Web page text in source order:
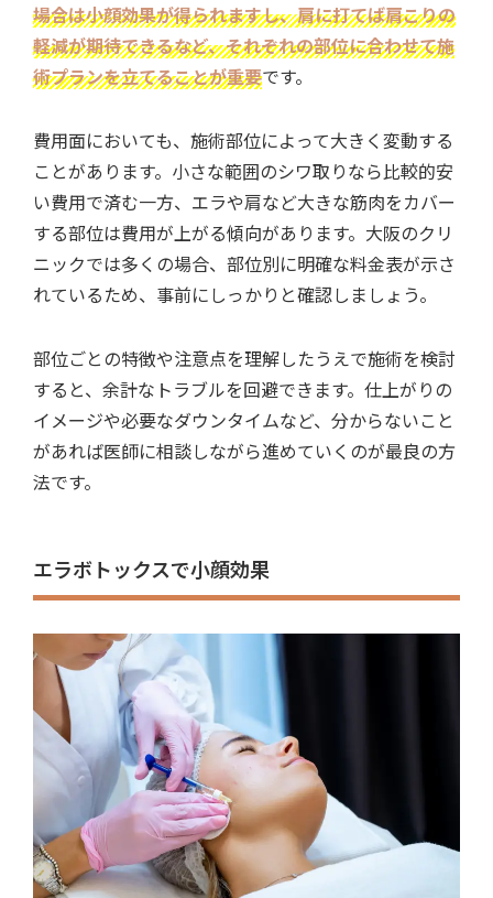
場合は小顔効果が得られますし、肩に打てば肩こりの
軽減が期待できるなど、それぞれの部位に合わせて施
術プランを立てることが重要です。
費用面においても、施術部位によって大きく変動する
ことがあります。小さな範囲のシワ取りなら比較的安
い費用で済む一方、エラや肩など大きな筋肉をカバー
する部位は費用が上がる傾向があります。大阪のクリ
ニックでは多くの場合、部位別に明確な料金表が示さ
れているため、事前にしっかりと確認しましょう。
部位ごとの特徴や注意点を理解したうえで施術を検討
すると、余計なトラブルを回避できます。仕上がりの
イメージや必要なダウンタイムなど、分からないこと
があれば医師に相談しながら進めていくのが最良の方
法です。
エラボトックスで小顔効果